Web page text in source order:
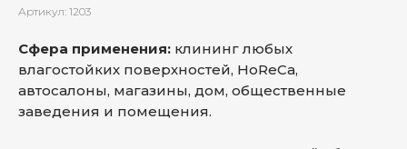
Артикул: 1203
Сфера применения: клининг любых
влагостойких поверхностей, HoReCa,
автосалоны, магазины, дом, общественные
заведения и помещения.